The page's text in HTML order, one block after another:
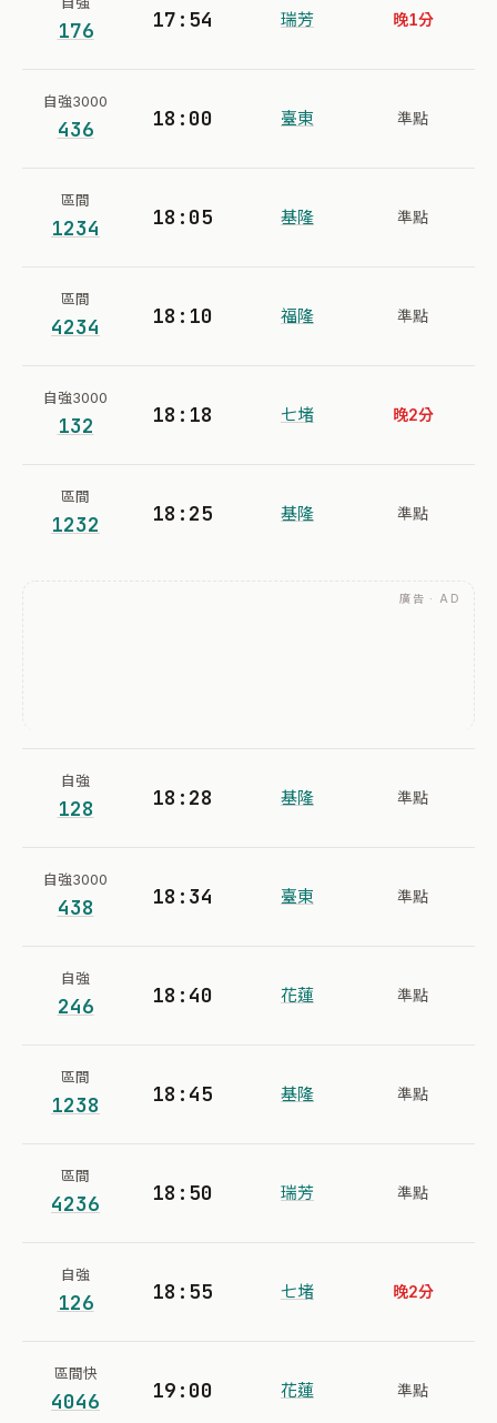
176 17:54 瑞芳 晚1分
自強3000
436 18:00 臺東 準點
區間
1234 18:05 基隆 準點
區間
4234 18:10 福隆 準點
自強3000
132 18:18 七堵 晚2分
區間
1232 18:25 基隆 準點
廣告 · AD
自強
128 18:28 基隆 準點
自強3000
438 18:34 臺東 準點
自強
246 18:40 花蓮 準點
區間
1238 18:45 基隆 準點
區間
4236 18:50 瑞芳 準點
自強
126 18:55 七堵 晚2分
區間快
4046 19:00 花蓮 準點